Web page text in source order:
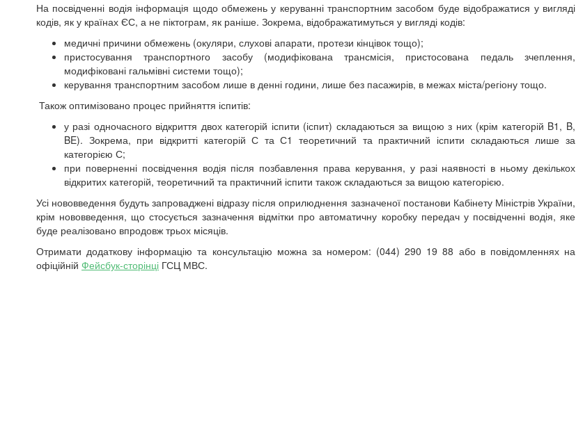
На посвідченні водія інформація щодо обмежень у керуванні транспортним засобом буде відображатися у вигляді
кодів, як у країнах ЄС, а не піктограм, як раніше. Зокрема, відображатимуться у вигляді кодів:
медичні причини обмежень (окуляри, слухові апарати, протези кінцівок тощо);
пристосування транспортного засобу (модифікована трансмісія, пристосована педаль зчеплення,
модифіковані гальмівні системи тощо);
керування транспортним засобом лише в денні години, лише без пасажирів, в межах міста/регіону тощо.
Також оптимізовано процес прийняття іспитів:
у разі одночасного відкриття двох категорій іспити (іспит) складаються за вищою з них (крім категорій B1, B,
BE). Зокрема, при відкритті категорій С та С1 теоретичний та практичний іспити складаються лише за
категорією С;
при поверненні посвідчення водія після позбавлення права керування, у разі наявності в ньому декількох
відкритих категорій, теоретичний та практичний іспити також складаються за вищою категорією.
Усі нововведення будуть запроваджені відразу після оприлюднення зазначеної постанови Кабінету Міністрів України,
крім нововведення, що стосується зазначення відмітки про автоматичну коробку передач у посвідченні водія, яке
буде реалізовано впродовж трьох місяців.
Отримати додаткову інформацію та консультацію можна за номером: (044) 290 19 88 або в повідомленнях на
офіційній Фейсбук-сторінці ГСЦ МВС.